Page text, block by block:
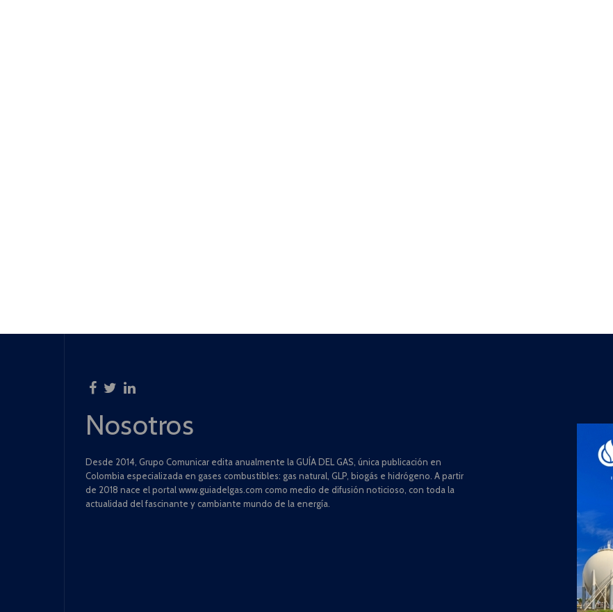
Nosotros
Desde 2014, Grupo Comunicar edita anualmente la GUÍA DEL GAS, única publicación en
Colombia especializada en gases combustibles: gas natural, GLP, biogás e hidrógeno. A partir
de 2018 nace el portal www.guiadelgas.com como medio de difusión noticioso, con toda la
actualidad del fascinante y cambiante mundo de la energía.